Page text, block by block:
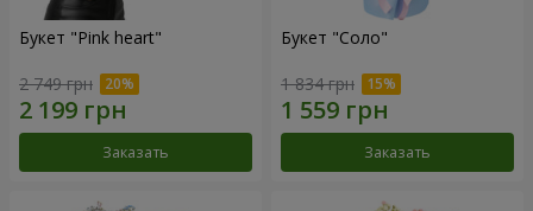
Букет "Pink heart"
2 749 грн
Заказать
Букет "Соло"
1 834 грн
Заказать